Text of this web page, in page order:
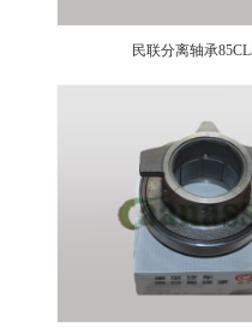
民联分离轴承